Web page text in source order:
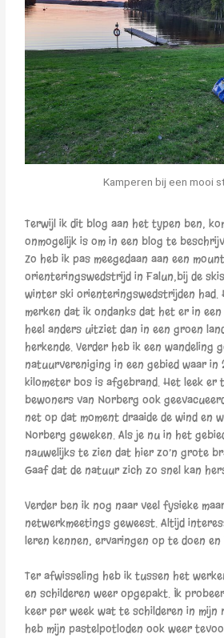
Kamperen bij een mooi
Terwijl ik dit blog aan het typen ben,
onmogelijk is om in een blog te
Zo heb ik pas meegedaan aan een
orienteringswedstrijd in Falun,bij de
winter ski orienteringswedstrijden had.
merken dat ik ondanks dat het er in
heel anders uitziet dan in een groen
herkende. Verder heb ik een wandeling
natuurvereniging in een gebied waar in
kilometer bos is afgebrand. Het leek er
bewoners van Norberg ook
net op dat moment draaide de wind en
Norberg geweken. Als je nu in het
nauwelijks te zien dat hier zo’n grote
Gaaf dat de natuur zich zo snel kan
Verder ben ik nog naar veel fysieke
netwerkmeetings geweest. Altijd
leren kennen, ervaringen op te doen en
Ter afwisseling heb ik tussen het
en schilderen weer opgepakt. Ik
keer per week wat te schilderen in mijn
heb mijn pastelpotloden ook weer